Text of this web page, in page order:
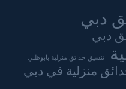
دبي
دبي
تنسيق حدائق منزلية بابوظبي
منزلية في دبي